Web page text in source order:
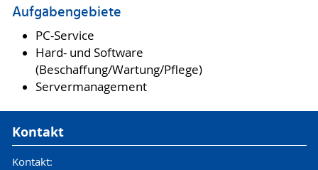
Aufgabengebiete
PC-Service
Hard- und Software
(Beschaffung/Wartung/Pflege)
Servermanagement
Kontakt
Kontakt: